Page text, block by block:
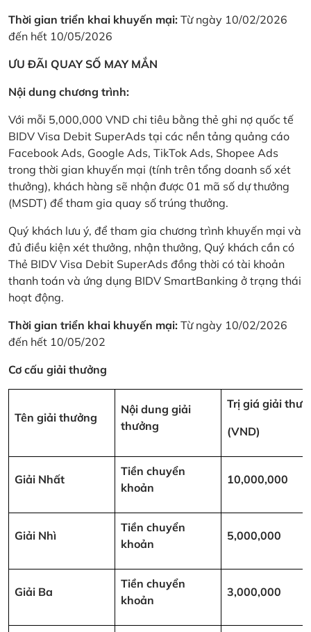
Thời gian triển khai khuyến mại: Từ ngày 10/02/2026
đến hết 10/05/2026
ƯU ĐÃI QUAY SỐ MAY MẮN
Nội dung chương trình:
Với mỗi 5,000,000 VND chi tiêu bằng thẻ ghi nợ quốc tế
BIDV Visa Debit SuperAds tại các nền tảng quảng cáo
Facebook Ads, Google Ads, TikTok Ads, Shopee Ads
trong thời gian khuyến mại (tính trên tổng doanh số xét
thưởng), khách hàng sẽ nhận được 01 mã số dự thưởng
(MSDT) để tham gia quay số trúng thưởng.
Quý khách lưu ý, để tham gia chương trình khuyến mại và
đủ điều kiện xét thưởng, nhận thưởng, Quý khách cần có
Thẻ BIDV Visa Debit SuperAds đồng thời có tài khoản
thanh toán và ứng dụng BIDV SmartBanking ở trạng thái
hoạt động.
Thời gian triển khai khuyến mại: Từ ngày 10/02/2026
đến hết 10/05/202
Cơ cấu giải thưởng
Tên giải thưởng
Nội dung giải
thưởng
Trị giá giải
(VND)
Giải Nhất
Tiền chuyển
khoản
10,000,000
Giải Nhì
Tiền chuyển
khoản
5,000,000
Giải Ba
Tiền chuyển
khoản
3,000,000